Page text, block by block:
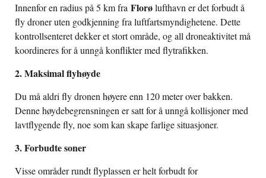
Innenfor en radius på 5 km fra Florølufthavn er det forbudt å
fly droner uten godkjenning fra luftfartsmyndighetene. Dette
kontrollsenteret dekker et stort område, og all droneaktivitet må
koordineres for å unngå konflikter med flytrafikken.
2. Maksimal flyhøyde
Du må aldri fly dronen høyere enn 120 meter over bakken.
Denne høydebegrensningen er satt for å unngå kollisjoner med
lavtflygende fly, noe som kan skape farlige situasjoner.
3. Forbudte soner
Visse områder rundt flyplassen er helt forbudt for